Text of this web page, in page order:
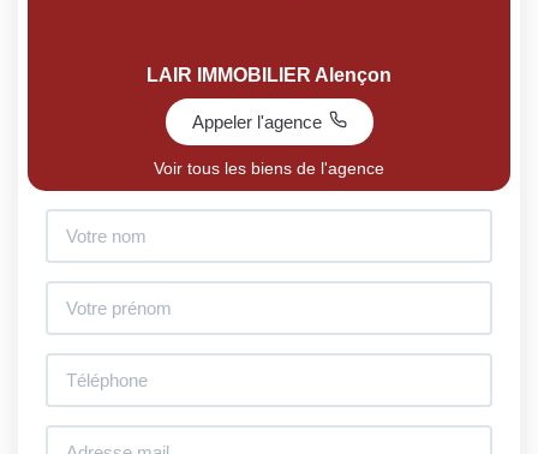
LAIR IMMOBILIER Alençon
Appeler l'agence
Voir tous les biens de l'agence